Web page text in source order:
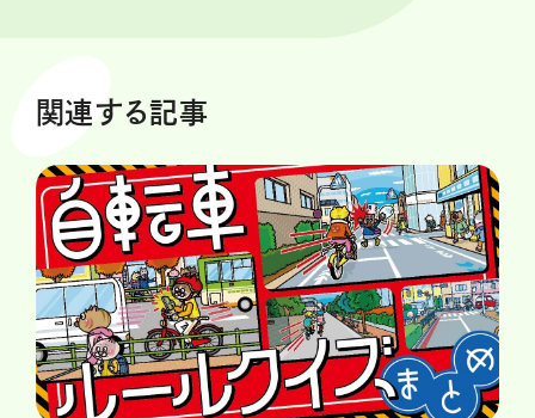
関連する記事